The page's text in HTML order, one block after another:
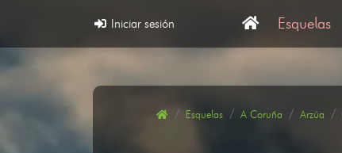
Iniciar sesión Esquelas
Esquelas A Coruña Arzúa